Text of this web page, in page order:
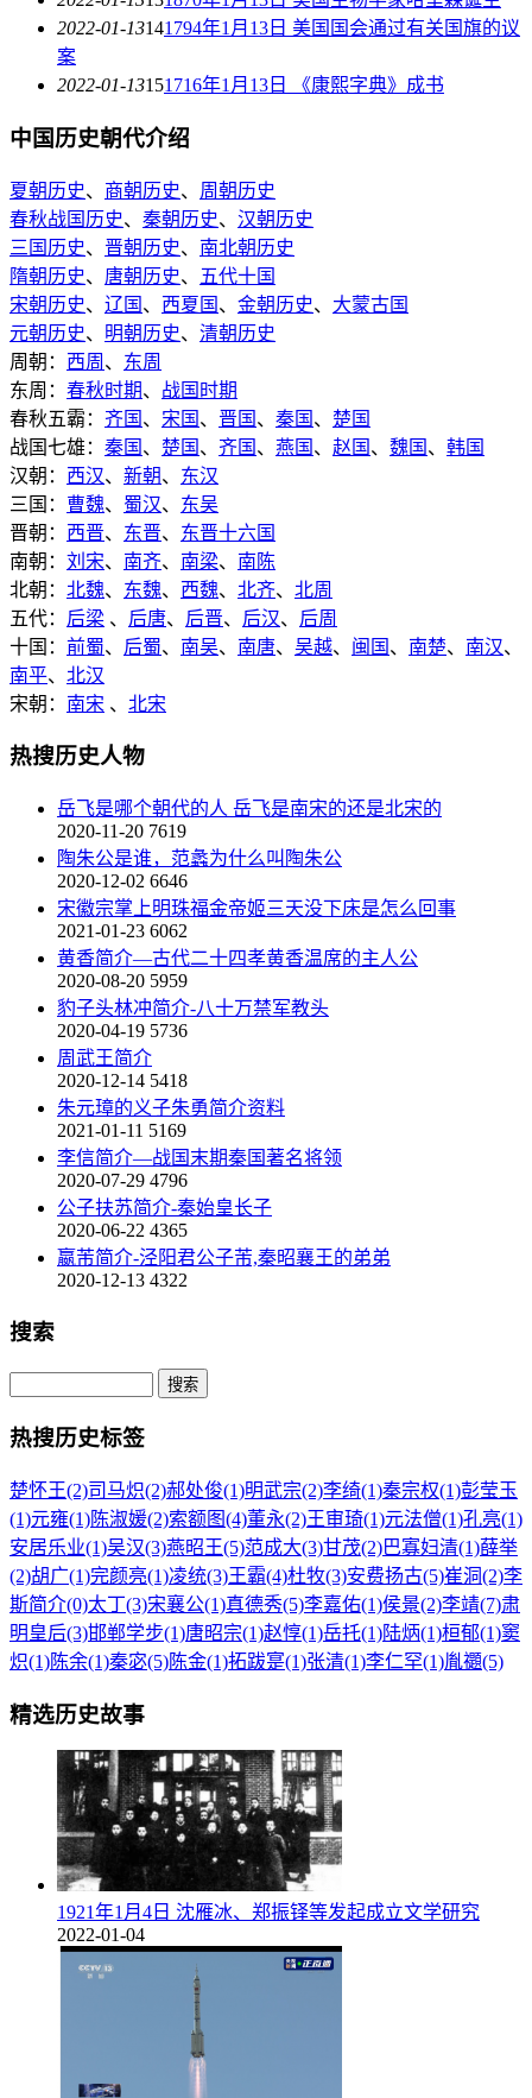
2022-01-13141794年1月13日 美国国会通过有关国旗的议
案
2022-01-13151716年1月13日 《康熙字典》成书
中国历史朝代介绍
夏朝历史、 商朝历史、 周朝历史
春秋战国历史、 秦朝历史、 汉朝历史
三国历史、 晋朝历史、 南北朝历史
隋朝历史、 唐朝历史、
五代十国
宋朝历史、 辽国 、 西夏国 、 金朝历史、 大蒙古国
元朝历史、 明朝历史、 清朝历史
周朝： 西周 、 东周
东周： 春秋时期、 战国时期
春秋五霸： 齐国 、 宋国 、 晋国 、 秦国 、 楚国
战国七雄： 秦国 、 楚国 、 齐国 、 燕国 、 赵国 、 魏国 、 韩国
汉朝： 西汉、 新朝、 东汉
三国： 曹魏、 蜀汉、 东吴
晋朝： 西晋、 东晋、 东晋十六国
南朝： 刘宋、 南齐、 南梁、 南陈
北朝： 北魏、 东魏、 西魏、 北齐、 北周
五代： 后梁 、 后唐、 后晋、 后汉、 后周
十国： 前蜀、 后蜀、 南吴、 南唐、 吴越、 闽国 、 南楚、 南汉、
南平、 北汉
宋朝： 南宋 、 北宋
热搜历史人物
岳飞是哪个朝代的人 岳飞是南宋的还是北宋的
2020-11-20 7619
陶朱公是谁，范蠡为什么叫陶朱公
2020-12-02 6646
宋徽宗掌上明珠福金帝姬三天没下床是怎么回事
2021-01-23 6062
黄香简介—古代二十四孝黄香温席的主人公
2020-08-20 5959
豹子头林冲简介-八十万禁军教头
2020-04-19 5736
周武王简介
2020-12-14 5418
朱元璋的义子朱勇简介资料
2021-01-11 5169
李信简介—战国末期秦国著名将领
2020-07-29 4796
公子扶苏简介-秦始皇长子
2020-06-22 4365
嬴芾简介-泾阳君公子芾,秦昭襄王的弟弟
2020-12-13 4322
搜索
热搜历史标签
楚怀王(2)司马炽(2)郝处俊(1)明武宗(2)李绮(1)秦宗权(1)彭莹玉
(1)元雍(1)陈淑媛(2)索额图(4)董永(2)王审琦(1)元法僧(1)孔亮(1)
安居乐业(1)吴汉(3)燕昭王(5)范成大(3)甘茂(2)巴寡妇清(1)薛举
(2)胡广(1)完颜亮(1)凌统(3)王霸(4)杜牧(3)安费扬古(5)崔洞(2)李
斯简介(0)太丁(3)宋襄公(1)真德秀(5)李嘉佑(1)侯景(2)李靖(7)肃
明皇后(3)邯郸学步(1)唐昭宗(1)赵惇(1)岳托(1)陆炳(1)桓郁(1)窦
炽(1)陈余(1)秦宓(5)陈金(1)拓跋寔(1)张清(1)李仁罕(1)胤禵(5)
精选历史故事
1921年1月4日 沈雁冰、郑振铎等发起成立文学研究
2022-01-04